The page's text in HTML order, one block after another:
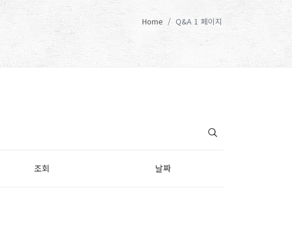
Home Q&A 1 페이지
조회 날짜